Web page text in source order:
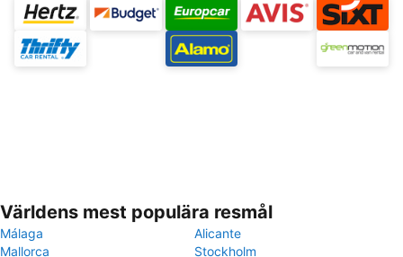
Världens mest populära resmål
Málaga
Alicante
Mallorca
Stockholm